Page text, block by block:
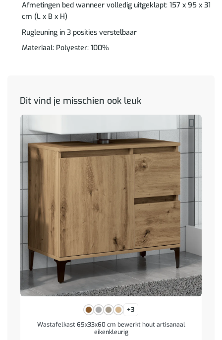
Afmetingen bed wanneer volledig uitgeklapt: 157 x 95 x 31
cm (L x B x H)
Rugleuning in 3 posities verstelbaar
Materiaal: Polyester: 100%
Dit vind je misschien ook leuk
+3
Wastafelkast 65x33x60 cm bewerkt hout artisanaal
eikenkleurig